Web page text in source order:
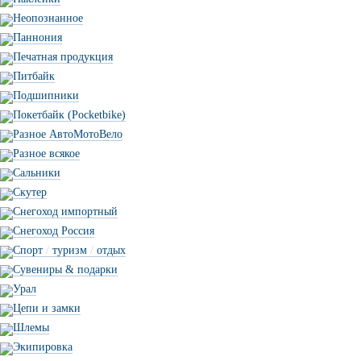
Неопознанное
Паннония
Печатная продукция
Питбайк
Подшипники
Покетбайк (Pocketbike)
Разное АвтоМотоВело
Разное всякое
Сальники
Скутер
Снегоход импортный
Снегоход Россия
Спорт / туризм / отдых
Сувениры & подарки
Урал
Цепи и замки
Шлемы
Экипировка